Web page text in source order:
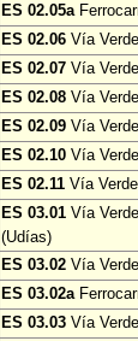
ES 02.05a
ES 02.06 Vía
ES 02.07 Vía
ES 02.08 Vía
ES 02.09 Vía
ES 02.10 Vía
ES 02.11 Vía
ES 03.01 Vía
(Udías)
ES 03.02 Vía
ES 03.02a
ES 03.03 Vía